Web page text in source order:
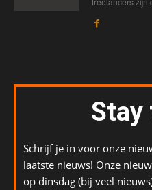
Stay
Schrijf je in voor onze
laatste nieuws! Onze
op dinsdag (bij veel